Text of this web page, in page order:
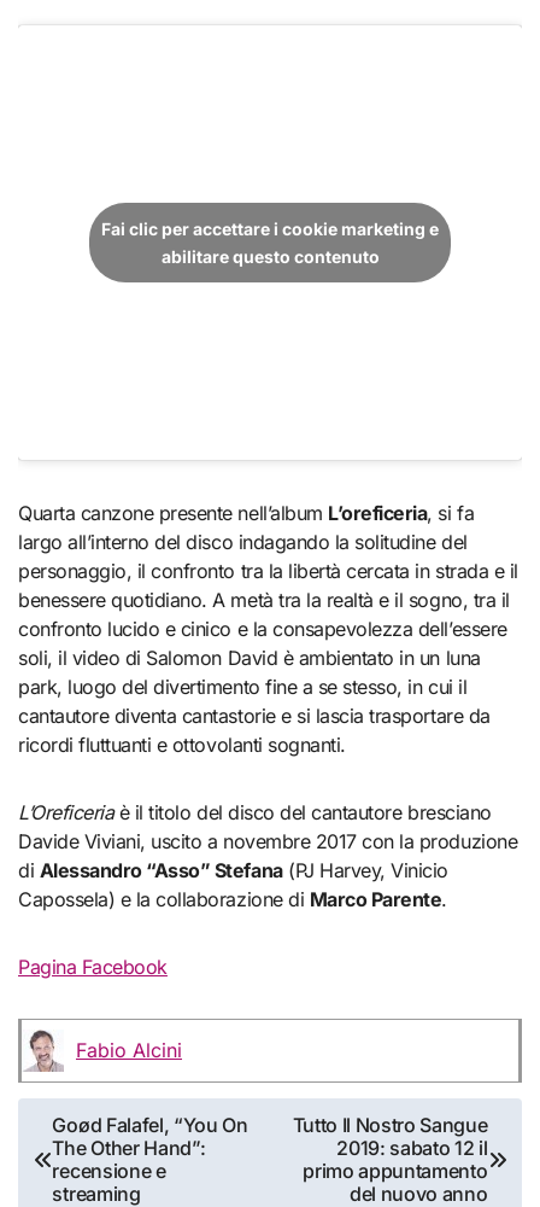
Fai clic per accettare i cookie marketing e
abilitare questo contenuto
Quarta canzone presente nell’album L’oreficeria, si fa
largo all’interno del disco indagando la solitudine del
personaggio, il confronto tra la libertà cercata in strada e il
benessere quotidiano. A metà tra la realtà e il sogno, tra il
confronto lucido e cinico e la consapevolezza dell’essere
soli, il video di Salomon David è ambientato in un luna
park, luogo del divertimento fine a se stesso, in cui il
cantautore diventa cantastorie e si lascia trasportare da
ricordi fluttuanti e ottovolanti sognanti.
L’Oreficeriaè il titolo del disco del cantautore bresciano
Davide Viviani, uscito a novembre 2017 con la produzione
di Alessandro “Asso” Stefana(PJ Harvey, Vinicio
Capossela) e la collaborazione di Marco Parente.
Pagina Facebook
Fabio Alcini
Navigazione
articoli
Goød Falafel, “You On
The Other Hand”:
recensione e
streaming
Tutto Il Nostro Sangue
2019: sabato 12 il
primo appuntamento
del nuovo anno